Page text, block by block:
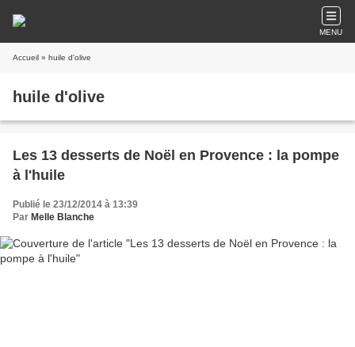
MENU
Accueil » huile d'olive
huile d'olive
Les 13 desserts de Noël en Provence : la pompe
à l'huile
Publié le 23/12/2014 à 13:39
Par Melle Blanche